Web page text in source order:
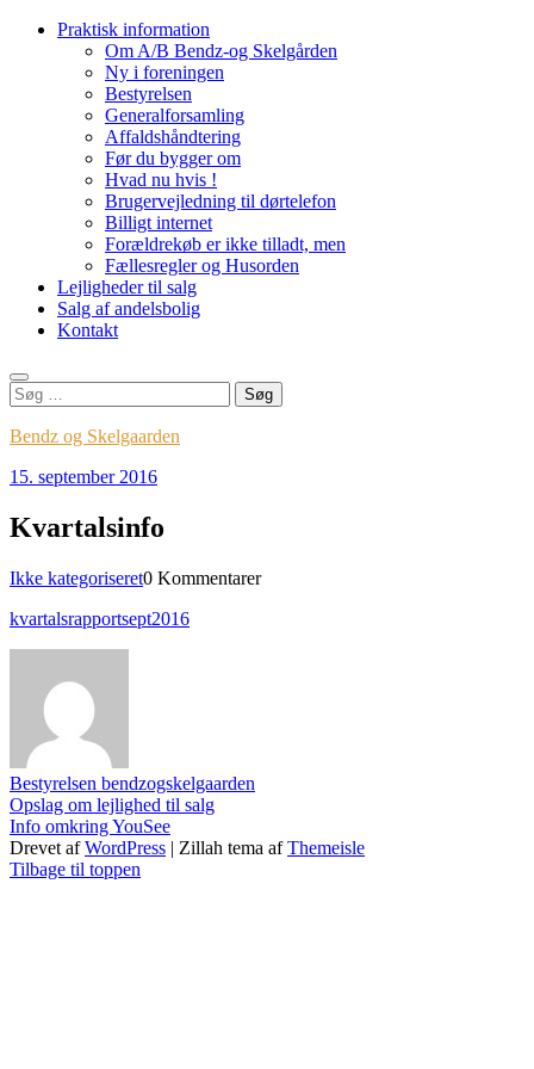
ViderePraktisk information
Om A/B Bendz-og Skelgården
Ny i foreningen
Bestyrelsen
Generalforsamling
Affaldshåndtering
Før du bygger om
Hvad nu hvis !
Brugervejledning til dørtelefon
Billigt internet
Forældrekøb er ikke tilladt, men
Fællesregler og Husorden
Lejligheder til salg
Salg af andelsbolig
Kontakt
Søg
efter:
Bendz og Skelgaarden
15. september 2016
Kvartalsinfo
Kategorier
Ikke kategoriseret0 Kommentarer
kvartalsrapportsept2016
Bestyrelsen bendzogskelgaarden
Indlægsnavigation
Opslag om lejlighed til salg
Info omkring YouSee
Drevet afWordPress | Zillah tema afThemeisle
Tilbage til toppen